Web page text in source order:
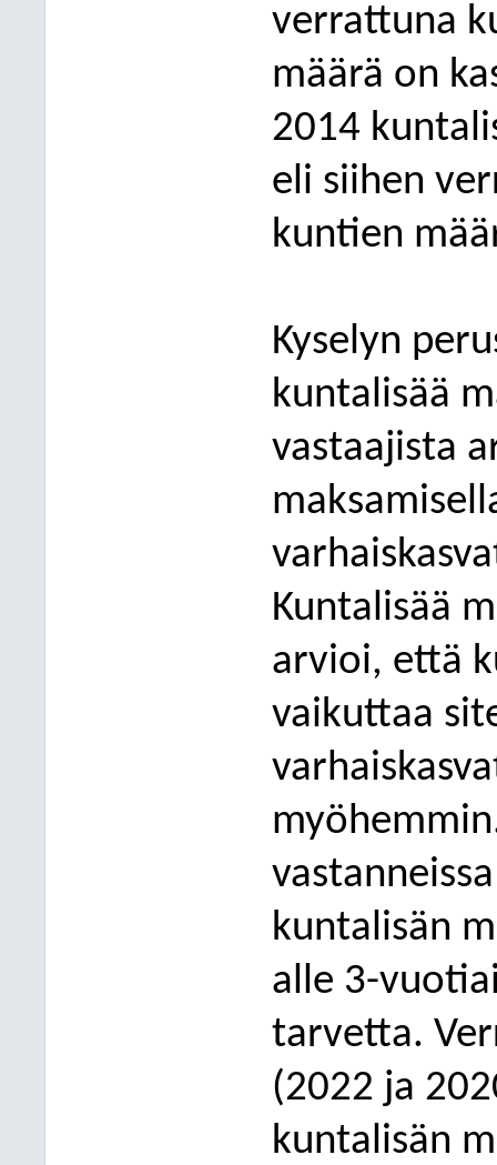
verrattuna
määrä on
2014
eli siihen
kuntien
Kyselyn
kuntalisää
vastaajista
Kuntalisää
arvioi, että
vaikuttaa
kuntalisän
alle 3-
tarvetta.
(2022 ja
kuntalisän